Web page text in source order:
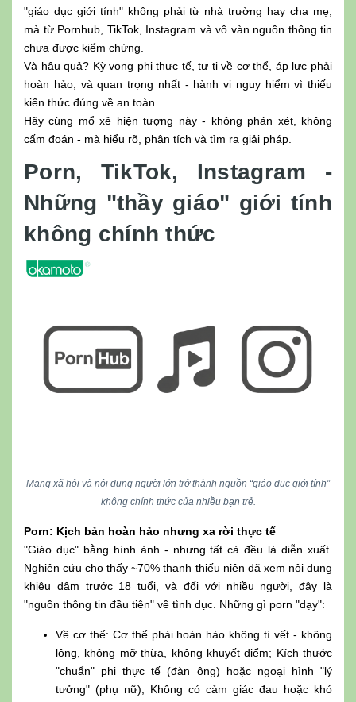
"giáo dục giới tính" không phải từ nhà trường hay cha mẹ,
mà từ Pornhub, TikTok, Instagram và vô vàn nguồn thông tin
chưa được kiểm chứng.
Và hậu quả? Kỳ vọng phi thực tế, tự ti về cơ thể, áp lực phải
hoàn hảo, và quan trọng nhất - hành vi nguy hiểm vì thiếu
kiến thức đúng về an toàn.
Hãy cùng mổ xẻ hiện tượng này - không phán xét, không
cấm đoán - mà hiểu rõ, phân tích và tìm ra giải pháp.
Porn, TikTok, Instagram -
Những "thầy giáo" giới tính
không chính thức
Mạng xã hội và nội dung người lớn trở thành nguồn “giáo dục giới tính”
không chính thức của nhiều bạn trẻ.
Porn: Kịch bản hoàn hảo nhưng xa rời thực tế
"Giáo dục" bằng hình ảnh - nhưng tất cả đều là diễn xuất.
Nghiên cứu cho thấy ~70% thanh thiếu niên đã xem nội dung
khiêu dâm trước 18 tuổi, và đối với nhiều người, đây là
"nguồn thông tin đầu tiên" về tình dục. Những gì porn "dạy":
Về cơ thể: Cơ thể phải hoàn hảo không tì vết - không
lông, không mỡ thừa, không khuyết điểm; Kích thước
"chuẩn" phi thực tế (đàn ông) hoặc ngoại hình "lý
tưởng" (phụ nữ); Không có cảm giác đau hoặc khó